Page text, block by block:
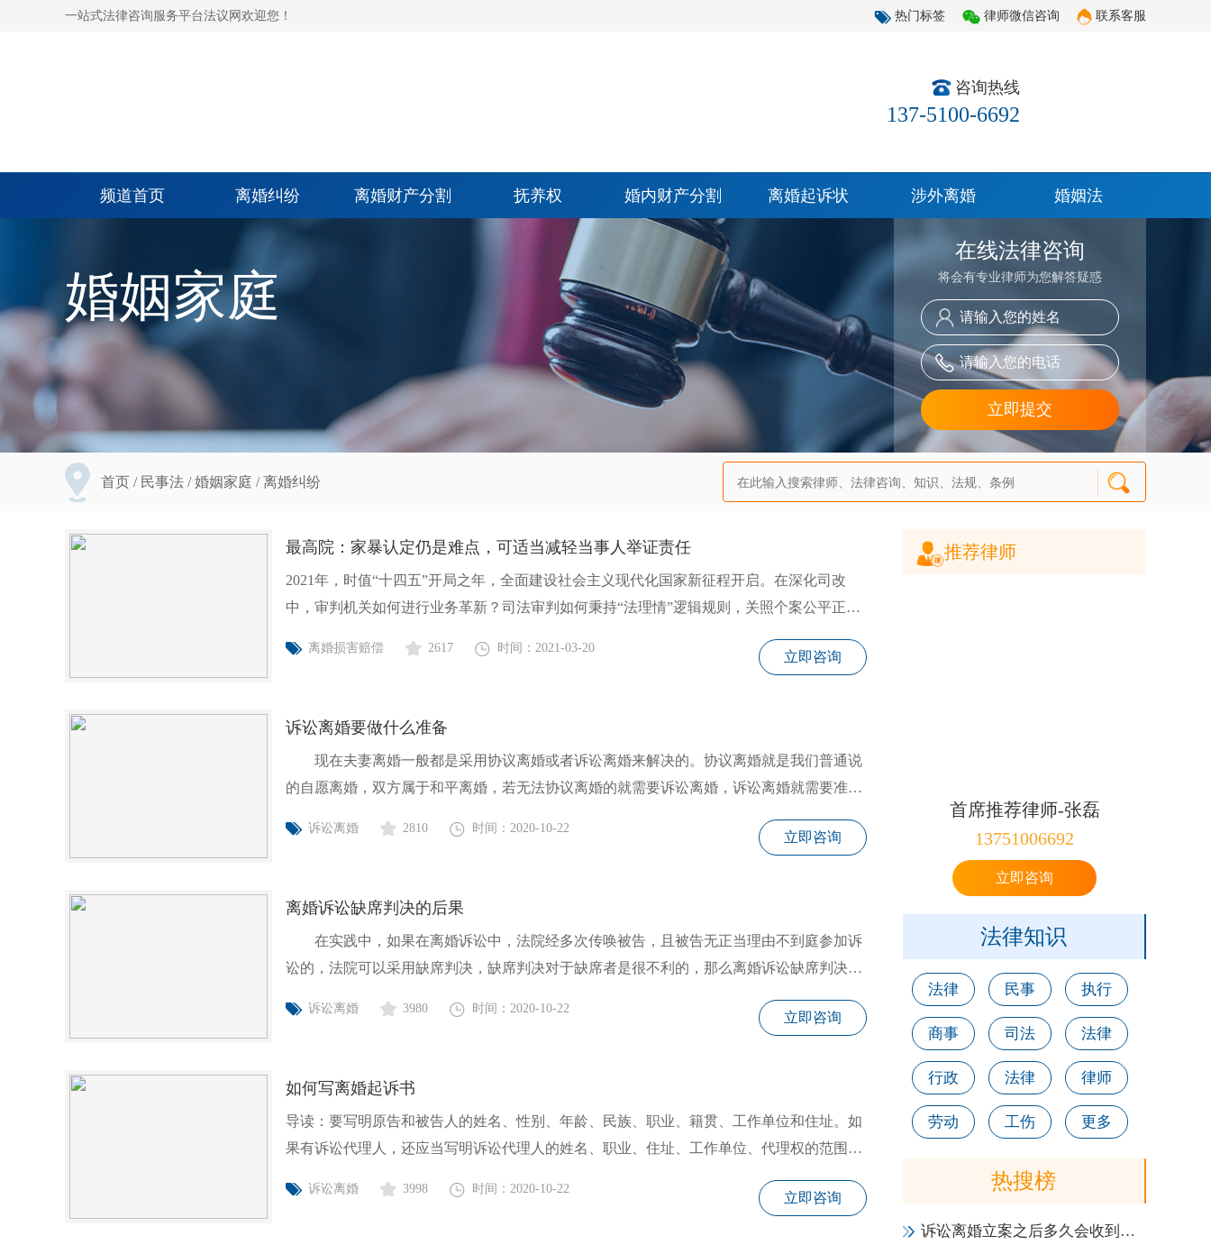
一站式法律咨询服务平台法议网欢迎您！ 热门标签 律师微信咨询 联系客服
咨询热线
137-5100-6692
频道首页 离婚纠纷 离婚财产分割 抚养权 婚内财产分割 离婚起诉状 涉外离婚 婚姻法
婚姻家庭
在线法律咨询
将会有专业律师为您解答疑惑
首页 / 民事法 /婚姻家庭 /离婚纠纷
推荐律师
首席推荐律师-张磊
13751006692
立即咨询
法律知识
法律 民事 执行
商事 司法 法律
行政 法律 律师
劳动 工伤 更多
热搜榜
诉讼离婚立案之后多久会收到传票
最高院：家暴认定仍是难点，可适当减轻当事人举证责任
2021年，时值“十四五”开局之年，全面建设社会主义现代化国家新征程开启。在深化司改
中，审判机关如何进行业务革新？司法审判如何秉持“法理情”逻辑规则，关照个案公平正
离婚损害赔偿 2617 时间：2021-03-20
立即咨询
诉讼离婚要做什么准备
现在夫妻离婚一般都是采用协议离婚或者诉讼离婚来解决的。协议离婚就是我们普通说
的自愿离婚，双方属于和平离婚，若无法协议离婚的就需要诉讼离婚，诉讼离婚就需要准备
诉讼离婚 2810 时间：2020-10-22
立即咨询
离婚诉讼缺席判决的后果
在实践中，如果在离婚诉讼中，法院经多次传唤被告，且被告无正当理由不到庭参加诉
讼的，法院可以采用缺席判决，缺席判决对于缺席者是很不利的，那么离婚诉讼缺席判决的
诉讼离婚 3980 时间：2020-10-22
立即咨询
如何写离婚起诉书
导读：要写明原告和被告人的姓名、性别、年龄、民族、职业、籍贯、工作单位和住址。如
果有诉讼代理人，还应当写明诉讼代理人的姓名、职业、住址、工作单位、代理权的范围以
诉讼离婚 3998 时间：2020-10-22
立即咨询